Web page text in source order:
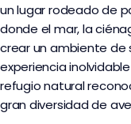
un lugar rodeado de
donde el mar, la
crear un ambiente de
experiencia
refugio natural
gran diversidad de